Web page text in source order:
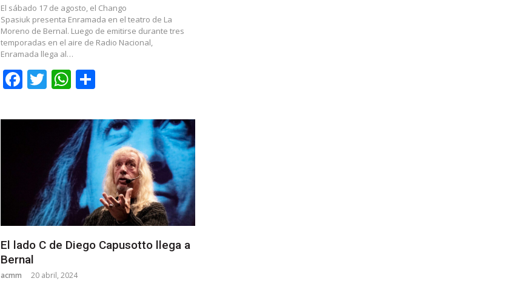
El sábado 17 de agosto, el Chango
Spasiuk presenta Enramada en el teatro de La
Moreno de Bernal. Luego de emitirse durante tres
temporadas en el aire de Radio Nacional,
Enramada llega al…
Facebook
Twitter
WhatsApp
Share
El lado C de Diego Capusotto llega a
Bernal
acmm 20 abril, 2024